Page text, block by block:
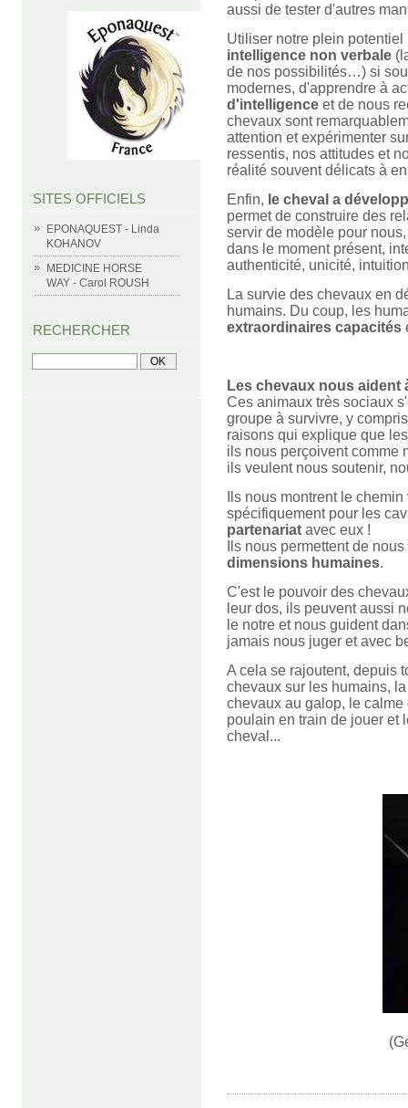
SITES OFFICIELS
EPONAQUEST - Linda
KOHANOV
MEDICINE HORSE
WAY - Carol ROUSH
RECHERCHER
aussi de tester d'autres
Utiliser notre plein
intelligence non verbale
de nos possibilités…) si
modernes, d'apprendre à
d'intelligence et de nous
chevaux sont
attention et expérimenter
ressentis, nos attitudes et
réalité souvent délicats à
Enfin, le cheval a
permet de construire des
servir de modèle pour
dans le moment présent,
authenticité, unicité,
La survie des chevaux en
humains. Du coup, les
extraordinaires capacités
Les chevaux nous aident
Ces animaux très sociaux
groupe à survivre, y
raisons qui explique que
ils nous perçoivent comme
ils veulent nous soutenir,
Ils nous montrent le
spécifiquement pour les
partenariat avec eux !
Ils nous permettent de
dimensions humaines.
C'est le pouvoir des
leur dos, ils peuvent aussi
le notre et nous guident
jamais nous juger et avec
A cela se rajoutent, depuis
chevaux sur les humains,
chevaux au galop, le
poulain en train de jouer et
cheval...